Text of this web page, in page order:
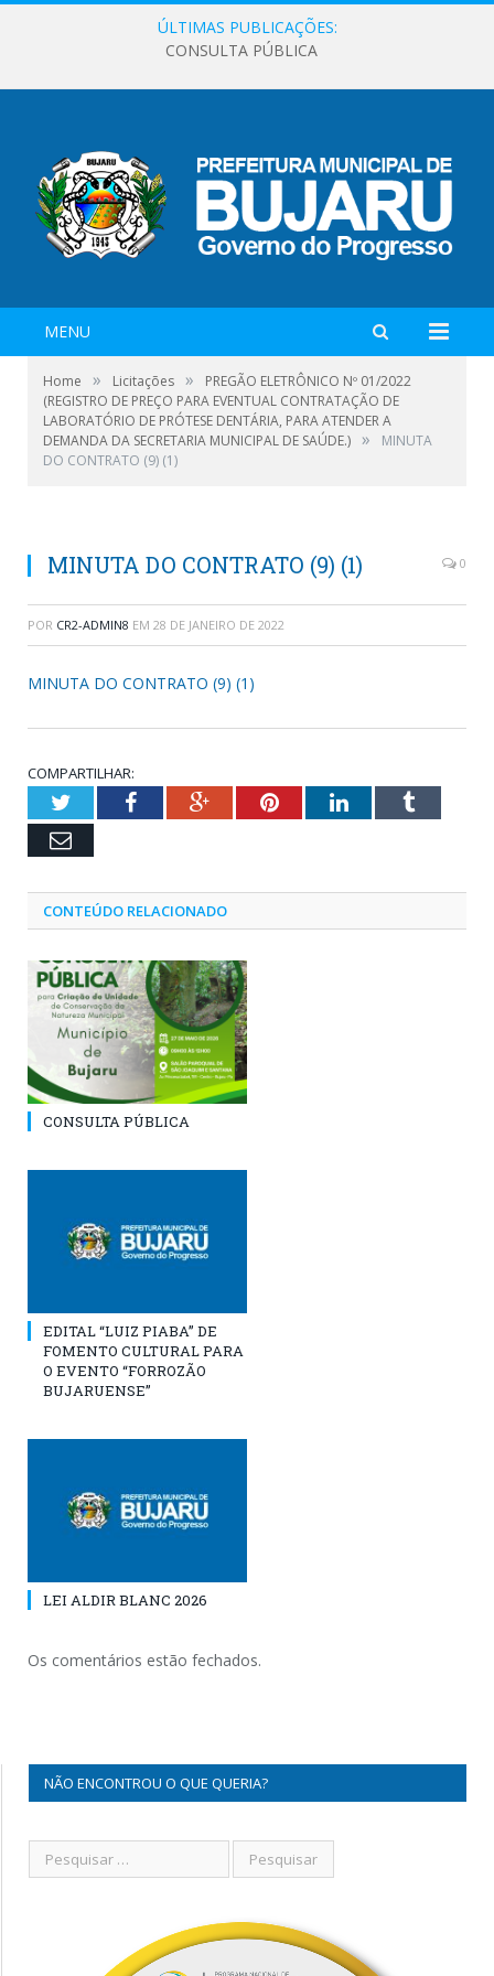
ÚLTIMAS PUBLICAÇÕES:
CONSULTA PÚBLICA
MENU
Home » Licitações »
PREGÃO ELETRÔNICO Nº 01/2022
(REGISTRO DE PREÇO PARA EVENTUAL CONTRATAÇÃO DE
LABORATÓRIO DE PRÓTESE DENTÁRIA, PARA ATENDER A
DEMANDA DA SECRETARIA MUNICIPAL DE SAÚDE.) »
MINUTA
DO CONTRATO (9) (1)
MINUTA DO CONTRATO (9) (1) 0
POR CR2-ADMIN8 EM 28 DE JANEIRO DE 2022
MINUTA DO CONTRATO (9) (1)
COMPARTILHAR:
TwitterFacebookGoogle+PinterestLinkedInTumblr
Email
CONTEÚDO RELACIONADO
CONSULTA PÚBLICA
EDITAL “LUIZ PIABA” DE
FOMENTO CULTURAL PARA
O EVENTO “FORROZÃO
BUJARUENSE”
LEI ALDIR BLANC 2026
Os comentários estão fechados.
NÃO ENCONTROU O QUE QUERIA?